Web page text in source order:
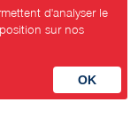
d'analyser le
sur nos